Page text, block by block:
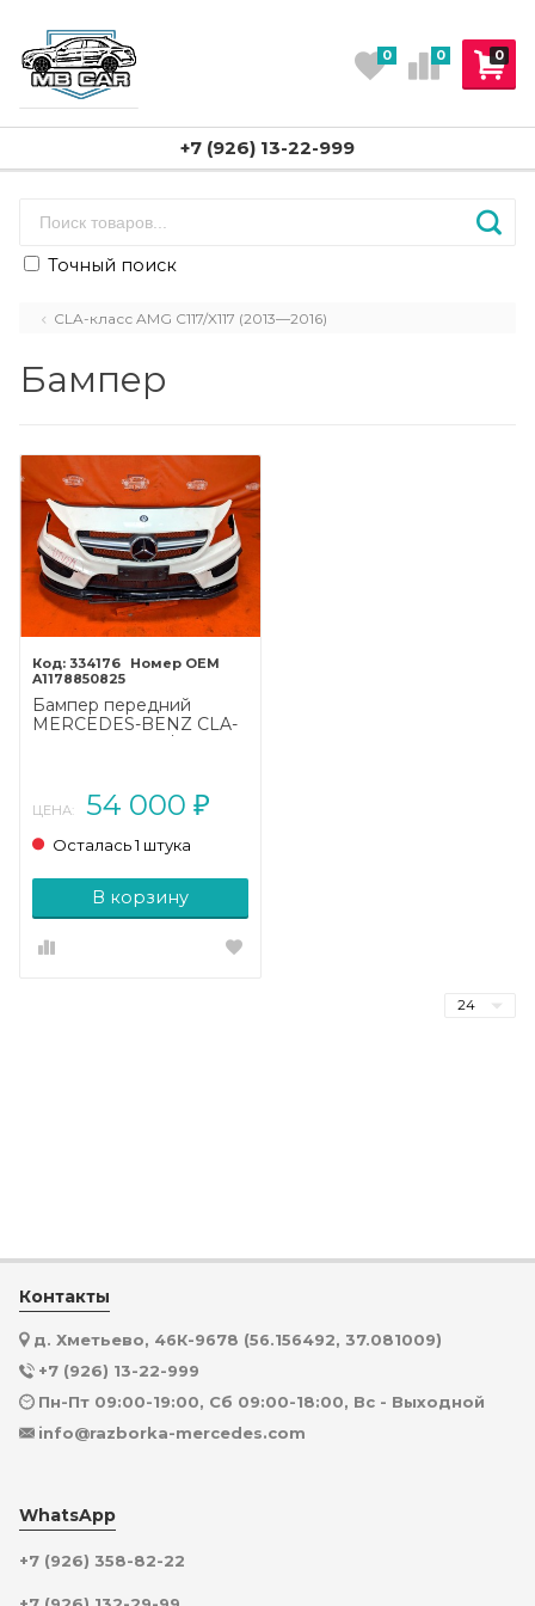
0
0 0
+7 (926) 13-22-999
Точный поиск
CLA-класс AMG C117/X117 (2013—2016)
Бампер
334176
A1178850825
Бампер передний
MERCEDES-BENZ CLA-
класс AMG C117/X117
ЦЕНА: 54 000 ₽
Осталась 1 штука
В корзину
Контакты
д. Хметьево, 46К-9678 (56.156492, 37.081009)
+7 (926) 13-22-999
Пн-Пт 09:00-19:00, Сб 09:00-18:00, Вс - Выходной
info@razborka-mercedes.com
WhatsApp
+7 (926) 358-82-22